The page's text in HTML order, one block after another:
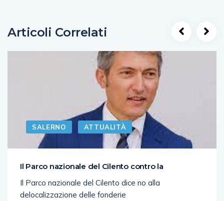
Articoli Correlati
SALERNO ATTUALITÀ
Il Parco nazionale del Cilento contro la
Il Parco nazionale del Cilento dice no alla
delocalizzazione delle fonderie